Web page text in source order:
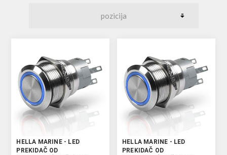
HELLA MARINE - LED
PREKIDAČ OD
HELLA MARINE - LED
PREKIDAČ OD